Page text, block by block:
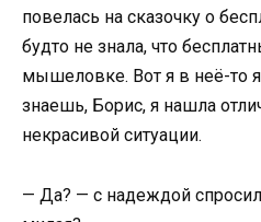
повелась на сказочку о
будто не знала, что
мышеловке. Вот я в неё-то
знаешь, Борис, я нашла
некрасивой ситуации.
— Да? — с надеждой